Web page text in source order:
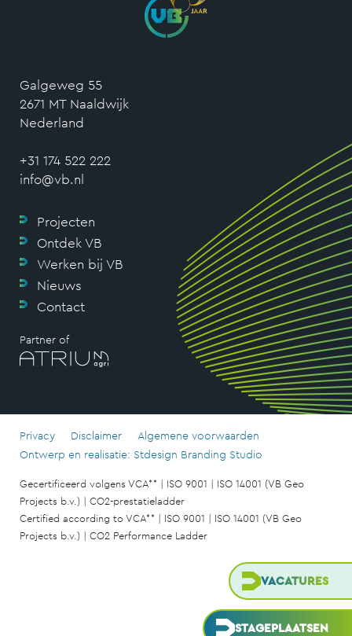
VACATURES
STAGEPLAATSEN
Galgeweg 55
2671 MT Naaldwijk
Nederland
+31 174 522 222
info@vb.nl
Projecten
Ontdek VB
Werken bij VB
Nieuws
Contact
Partner of
Privacy Disclaimer
Algemene voorwaarden
Ontwerp en realisatie: Stdesign Branding Studio
Gecertificeerd volgens VCA** | ISO 9001 | ISO 14001 (VB Geo
Projects b.v.) | CO2-prestatieladder
Certified according to VCA** | ISO 9001 | ISO 14001 (VB Geo
Projects b.v.) | CO2 Performance Ladder